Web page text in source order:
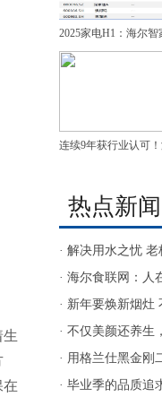
生
在
2025家电H1：海尔智
一，增速领跑
连续9年获行业认可
热点新闻
· 解决用水之忧
相
· 海尔食联网：人
· 新年要焕新烟灶
灶套餐
· 不仅美颜还养生
· 用格兰仕黑金刚
· 毕业季的品质追